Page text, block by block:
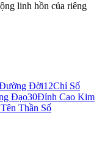
linh hồn của riêng
Đời12Chỉ Số
Đạo30Đỉnh Cao Kim
Thần Số